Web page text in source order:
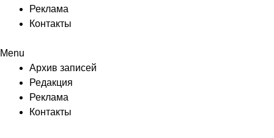
Реклама
Контакты
Menu
Архив записей
Редакция
Реклама
Контакты